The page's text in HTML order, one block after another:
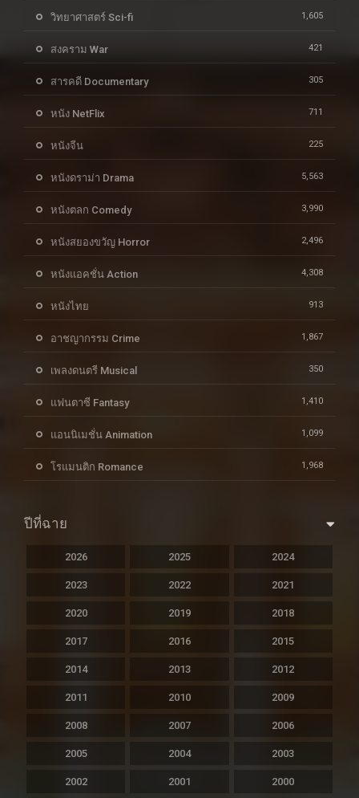
วิทยาศาสตร์ Sci-fi 1,605
สงคราม War 421
สารคดี Documentary 305
หนัง NetFlix 711
หนังจีน 225
หนังดราม่า Drama 5,563
หนังตลก Comedy 3,990
หนังสยองขวัญ Horror 2,496
หนังแอคชั่น Action 4,308
หนังไทย 913
อาชญากรรม Crime 1,867
เพลงดนตรี Musical 350
แฟนตาซี Fantasy 1,410
แอนนิเมชั่น Animation 1,099
โรแมนติก Romance 1,968
ปีที่ฉาย
2026 2025 2024
2023 2022 2021
2020 2019 2018
2017 2016 2015
2014 2013 2012
2011 2010 2009
2008 2007 2006
2005 2004 2003
2002 2001 2000